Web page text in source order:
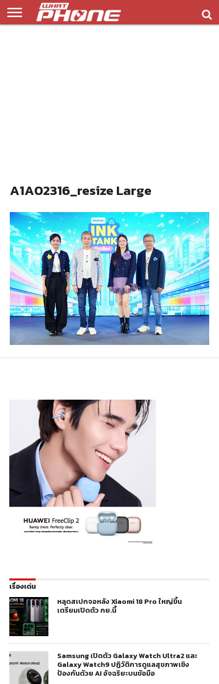
A1A02316_resize Large
เรื่องเด่น
หลุดสเปกจอหลัง Xiaomi 18 Pro ใหญ่ขึ้น
เตรียมเปิดตัว กย.นี้
Samsung เปิดตัว Galaxy Watch Ultra2 และ
Galaxy Watch9 ปฏิวัติการดูแลสุขภาพเชิง
ป้องกันด้วย AI อัจฉริยะบนข้อมือ